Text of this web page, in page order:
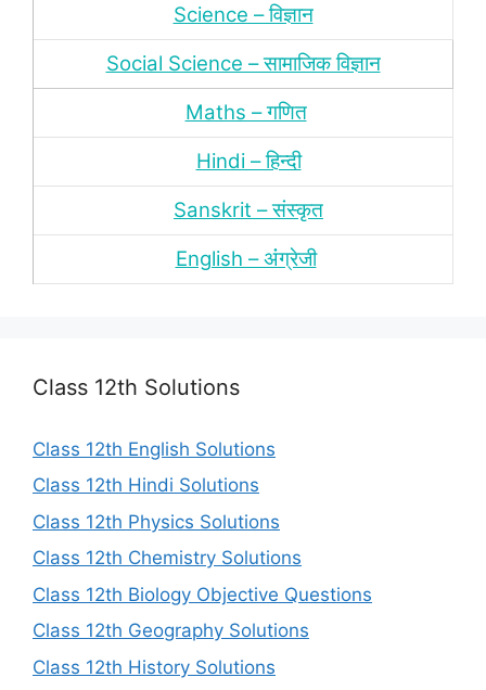
Science – विज्ञान
Social Science – सामाजिक विज्ञान
Maths – गणित
Hindi – हिन्‍दी
Sanskrit – संस्‍कृत
English – अंंग्रेजी
Class 12th Solutions
Class 12th English Solutions
Class 12th Hindi Solutions
Class 12th Physics Solutions
Class 12th Chemistry Solutions
Class 12th Biology Objective Questions
Class 12th Geography Solutions
Class 12th History Solutions